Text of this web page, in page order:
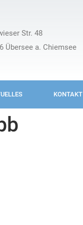
Str. 48
Übersee a. Chiemsee
KONTAKT